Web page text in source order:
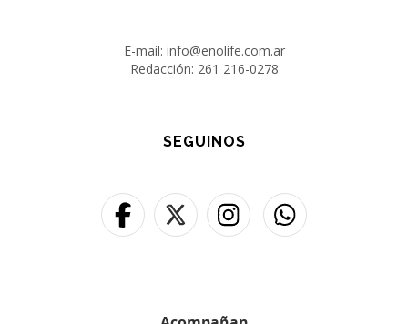
E-mail: info@enolife.com.ar
Redacción: 261 216-0278
SEGUINOS